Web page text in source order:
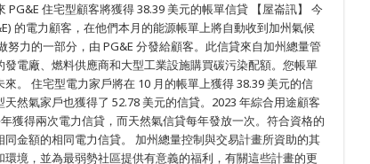
的電力顧客，在他們本月的能源帳單上將自動收到加州氣候
力的一部分，由 PG&E 分發給顧客。此信貸來自加州總量管
電廠、燃料供應商和大型工業設施購買碳污染配額。您帳單
。 住宅型電力家戶將在 10 月的帳單上獲得 38.39 美元的信
然氣家戶也獲得了 52.78 美元的信貸。2023 年綜合用途顧客
獲得兩次電力信貸，而天然氣信貸每年發放一次。符合資格的
金額的相同電力信貸。 加州總量控制與交易計畫所資助的其
境，並為最弱勢社區提供有意義的福利，有關這些計畫的更